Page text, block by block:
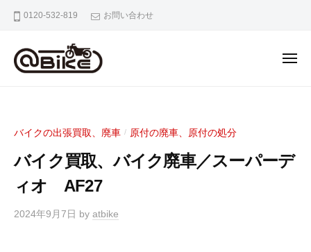
0120-532-819 お問い合わせ
出
張
取
都
大
市
バイクの出張買取、廃車 / 原付の廃車、原付の処分
バイク買取、バイク廃車／スーパーデ
ィオ AF27
2024年9月7日 by atbike
イ
の
出
専
店
ア
ト